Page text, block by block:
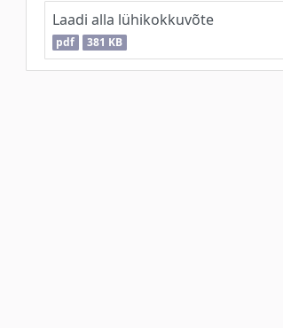
Laadi alla lühikokkuvõte
pdf 381 KB